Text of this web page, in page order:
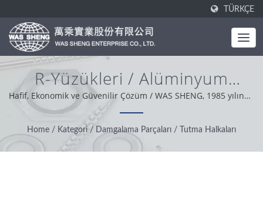
TÜRKÇE
R-Yüzükleri / Alüminyum
Bileşenler Ve İşleme Parçaları
Üretimi | WAS SHENG
Hafif, Ekonomik ve Güvenilir Çözüm / WAS SHENG, 1985 yılında
kurulmuştur. Tek noktadan üretici olarak, temel değerimiz
profesyonel, pratik ve sorun çözücü olmaktır. Dünya
genelindeki müşteri desteğimize dayanarak, dürüstlük,
pragmatik ve güvenilir bir tutumla en iyi hizmeti ve ürünü
Home / Kategori / Damgalama Parçaları / Tutma Halkaları